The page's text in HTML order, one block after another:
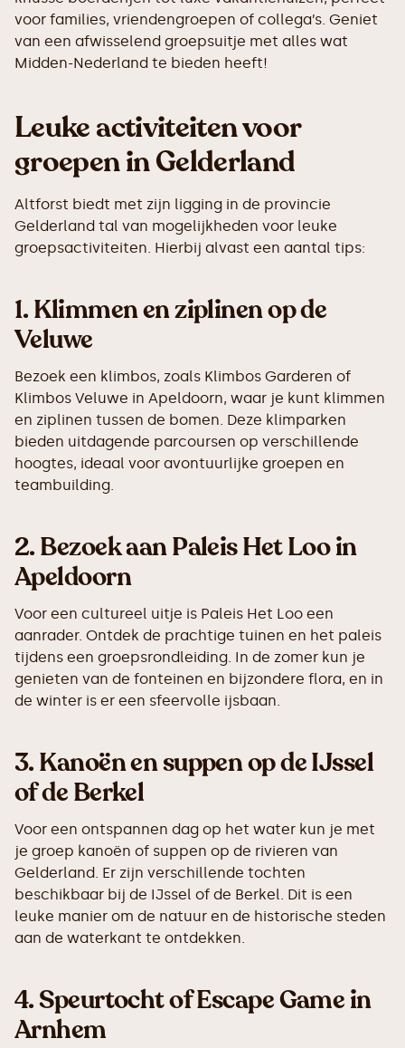
voor families, vriendengroepen of collega’s. Geniet
van een afwisselend groepsuitje met alles wat
Midden-Nederland te bieden heeft!
Leuke activiteiten voor
groepen in Gelderland
Altforst biedt met zijn ligging in de provincie
Gelderland tal van mogelijkheden voor leuke
groepsactiviteiten. Hierbij alvast een aantal tips:
1.Klimmen en ziplinen op de
Veluwe
Bezoek een klimbos, zoals Klimbos Garderen of
Klimbos Veluwe in Apeldoorn, waar je kunt klimmen
en ziplinen tussen de bomen. Deze klimparken
bieden uitdagende parcoursen op verschillende
hoogtes, ideaal voor avontuurlijke groepen en
teambuilding.
2.Bezoek aan Paleis Het Loo in
Apeldoorn
Voor een cultureel uitje is Paleis Het Loo een
aanrader. Ontdek de prachtige tuinen en het paleis
tijdens een groepsrondleiding. In de zomer kun je
genieten van de fonteinen en bijzondere flora, en in
de winter is er een sfeervolle ijsbaan.
3.Kanoën en suppen op de IJssel
of de Berkel
Voor een ontspannen dag op het water kun je met
je groep kanoën of suppen op de rivieren van
Gelderland. Er zijn verschillende tochten
beschikbaar bij de IJssel of de Berkel. Dit is een
leuke manier om de natuur en de historische steden
aan de waterkant te ontdekken.
4.Speurtocht of Escape Game in
Arnhem